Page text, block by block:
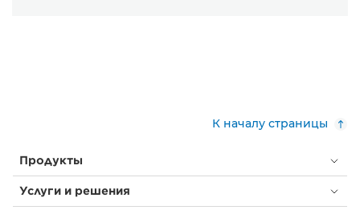
К началу страницы
Продукты
Услуги и решения